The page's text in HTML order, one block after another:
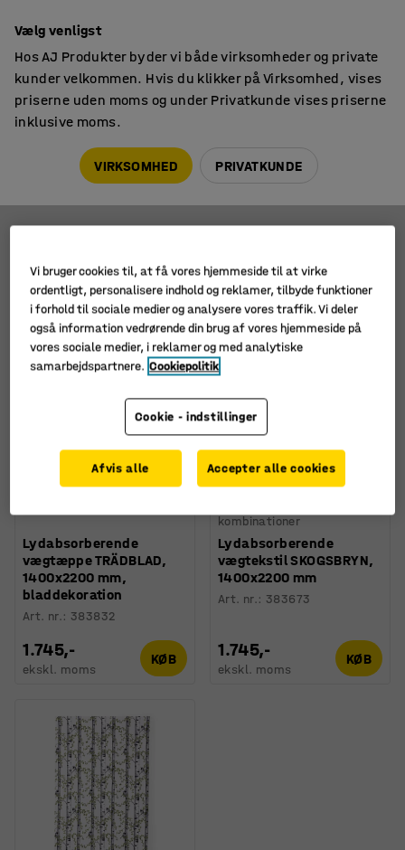
Vægtæpper
3 produkter
Lydabsorberende
vægtæppe TRÄDBLAD,
1400x2200 mm,
bladdekoration
Art. nr.: 383832
1.745,-
ekskl. moms
KØB
kombinationer
Lydabsorberende
vægtekstil SKOGSBRYN,
1400x2200 mm
Art. nr.: 383673
1.745,-
ekskl. moms
KØB
Vælg venligst
Hos AJ Produkter byder vi både virksomheder og private
kunder velkommen. Hvis du klikker på Virksomhed, vises
priserne uden moms og under Privatkunde vises priserne
inklusive moms.
VIRKSOMHED PRIVATKUNDE
Vi bruger cookies til, at få vores hjemmeside til at virke
ordentligt, personalisere indhold og reklamer, tilbyde funktioner
i forhold til sociale medier og analysere vores traffik. Vi deler
også information vedrørende din brug af vores hjemmeside på
vores sociale medier, i reklamer og med analytiske
samarbejdspartnere. Cookiepolitik
Cookie - indstillinger
Afvis alle Accepter alle cookies